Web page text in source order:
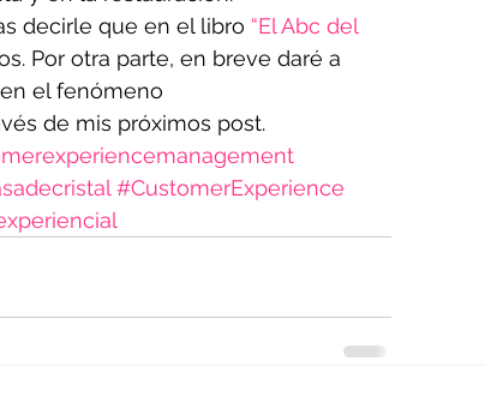
decirle que en el libro “El Abc del
Por otra parte, en breve daré a
el fenómeno
de mis próximos post.
#CustomerExperience